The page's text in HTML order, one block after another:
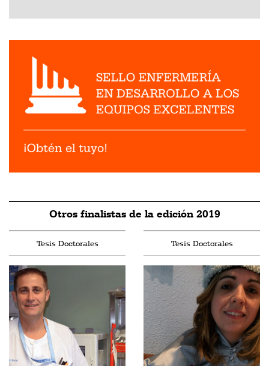
Otros finalistas de la edición 2019
Tesis Doctorales Tesis Doctorales